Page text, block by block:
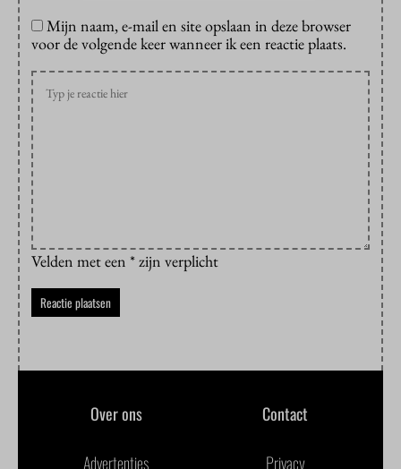
Mijn naam, e-mail en site opslaan in deze browser
voor de volgende keer wanneer ik een reactie plaats.
Velden met een * zijn verplicht
Over ons Contact
Advertenties Privacy